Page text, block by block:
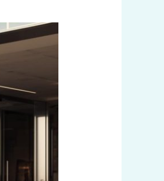
رقم
تاكسي
|
الرقم
الموثوق
60036648